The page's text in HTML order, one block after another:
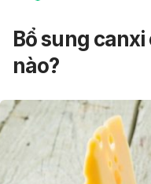
Bổ sung
nào?